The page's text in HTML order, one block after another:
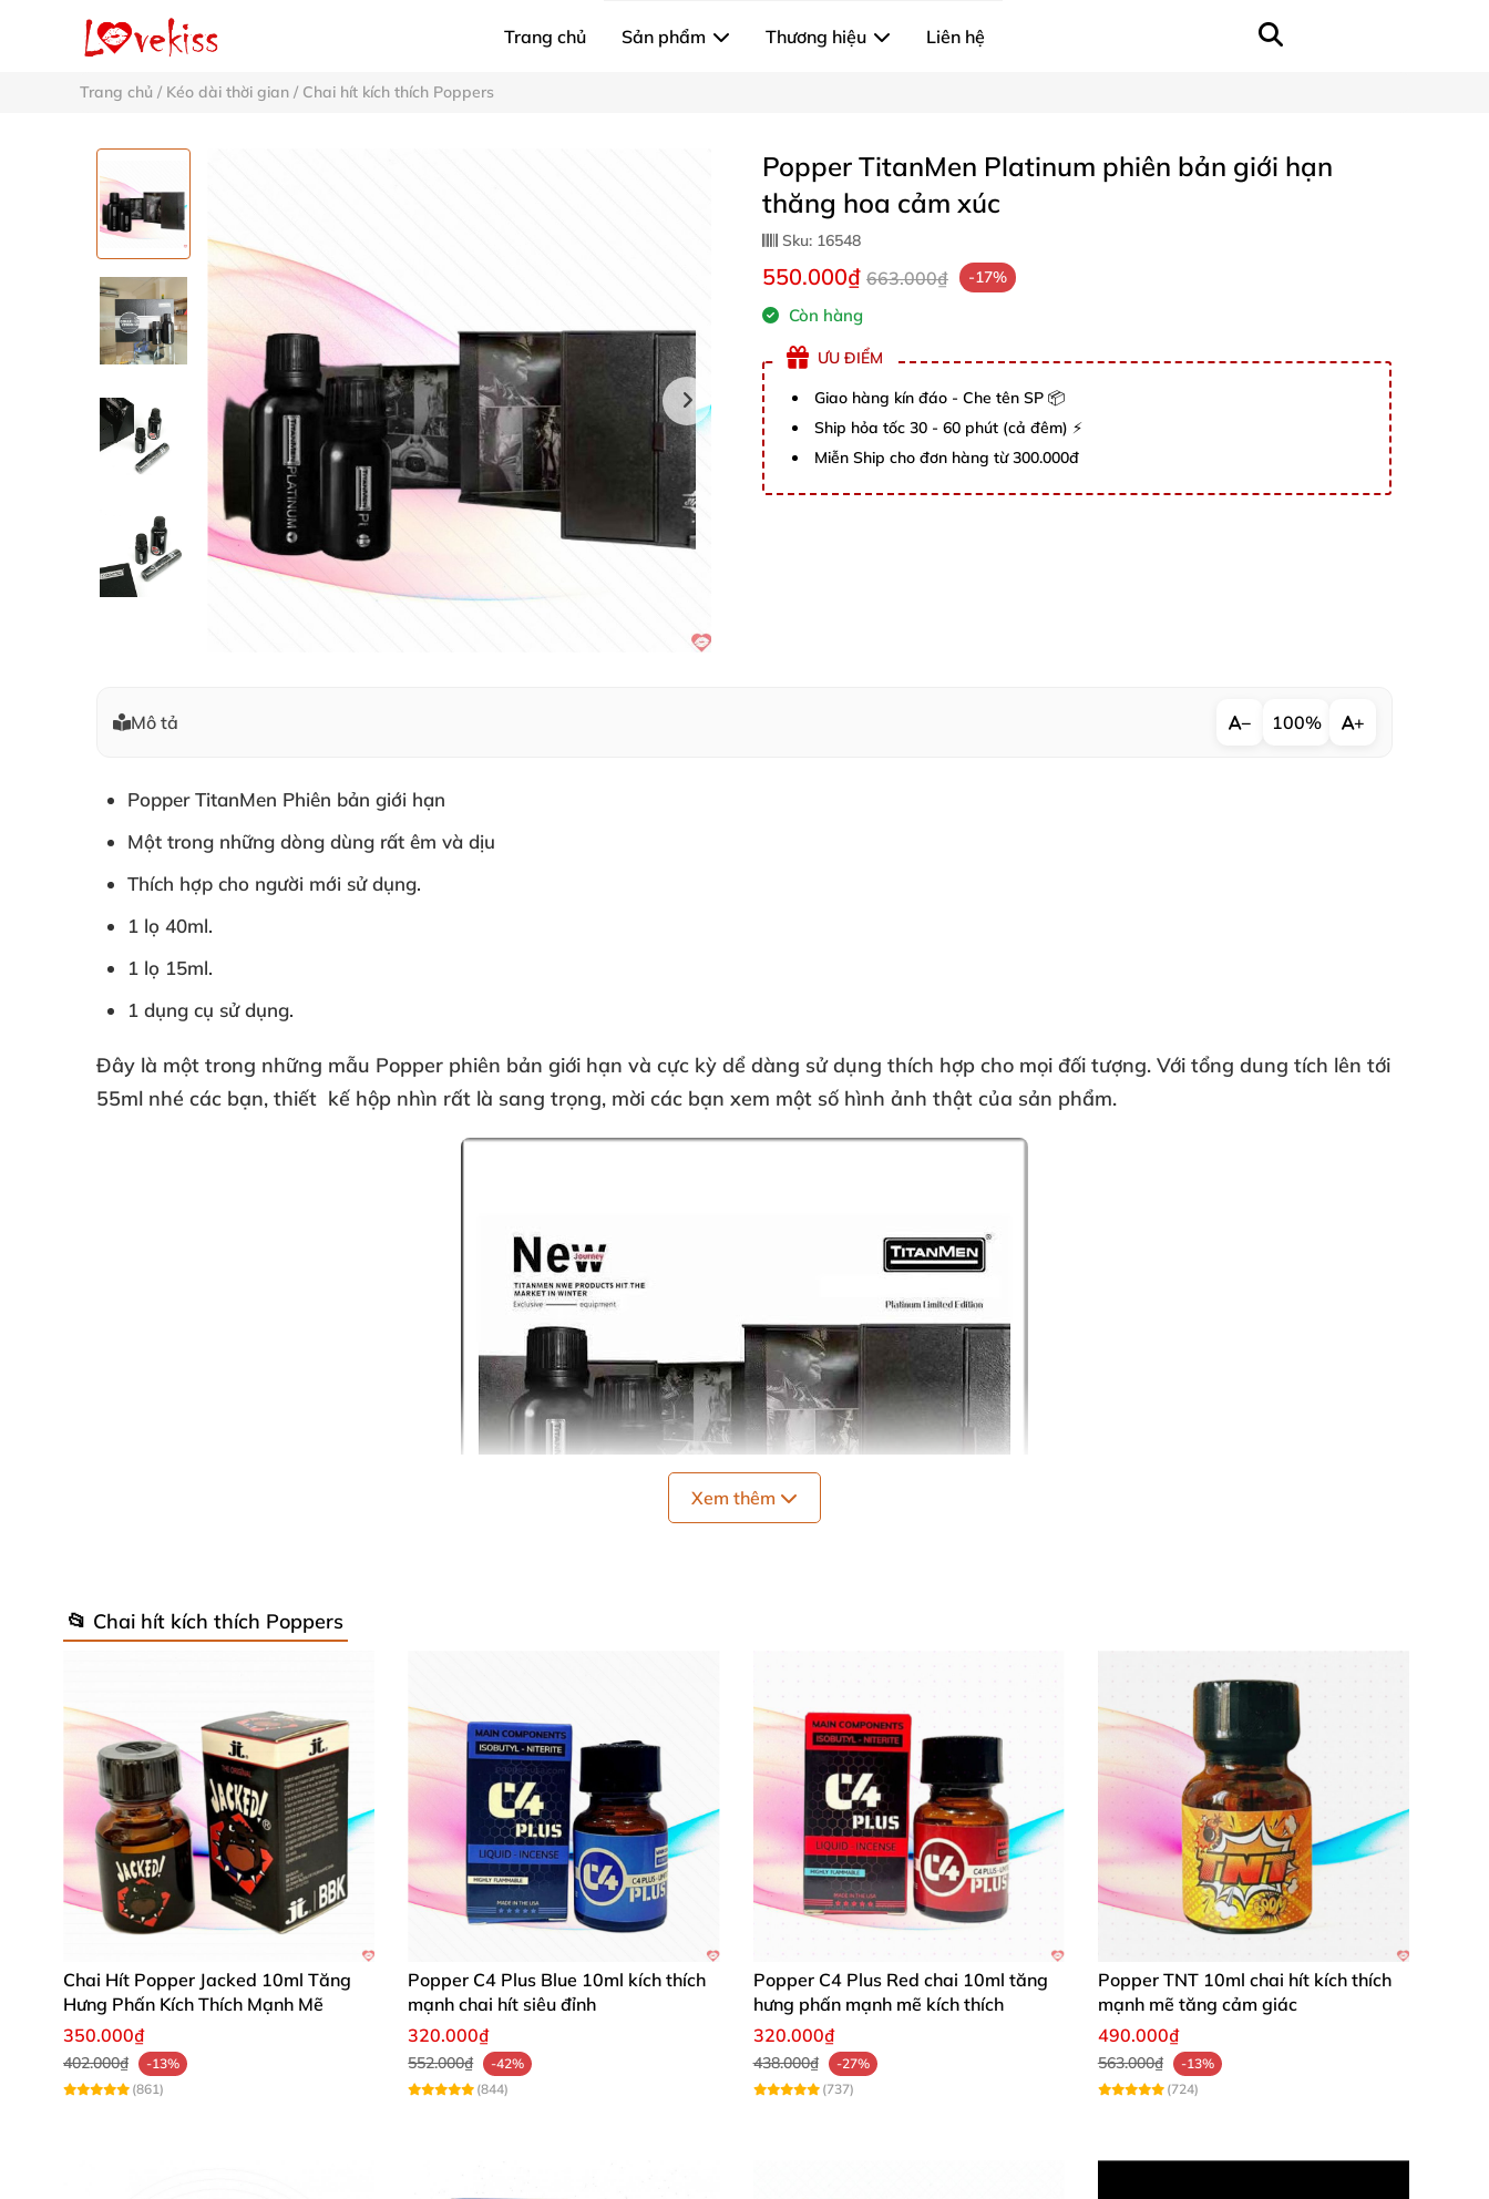
Trang chủ Sản phẩm Thương hiệu Liên hệ
Trang chủ / Kéo dài thời gian / Chai hít kích thích Poppers
Popper TitanMen Platinum phiên bản giới hạn
thăng hoa cảm xúc
Sku: 16548
550.000₫ 663.000₫ -17%
Còn hàng
ƯU ĐIỂM
Giao hàng kín đáo - Che tên SP 📦
Ship hỏa tốc 30 - 60 phút (cả đêm) ⚡
Miễn Ship cho đơn hàng từ 300.000đ
Mô tả − 100% +
Popper TitanMen Phiên bản giới hạn
Một trong những dòng dùng rất êm và dịu
Thích hợp cho người mới sử dụng.
1 lọ 40ml.
1 lọ 15ml.
1 dụng cụ sử dụng.
Đây là một trong những mẫu Popper phiên bản giới hạn và cực kỳ dể dàng sử dụng thích hợp cho mọi đối tượng. Với tổng dung tích lên tới
55ml nhé các bạn, thiết kế hộp nhìn rất là sang trọng, mời các bạn xem một số hình ảnh thật của sản phẩm.
Thích hợp cho cả Top va Bot
Xem thêm
📂 Chai hít kích thích Poppers
Chai Hít Popper Jacked 10ml Tăng
Hưng Phấn Kích Thích Mạnh Mẽ
350.000₫
402.000₫
-13%
(861)
Popper C4 Plus Blue 10ml kích thích
mạnh chai hít siêu đỉnh
320.000₫
552.000₫
-42%
(844)
Popper C4 Plus Red chai 10ml tăng
hưng phấn mạnh mẽ kích thích
320.000₫
438.000₫
-27%
(737)
Popper TNT 10ml chai hít kích thích
mạnh mẽ tăng cảm giác
490.000₫
563.000₫
-13%
(724)